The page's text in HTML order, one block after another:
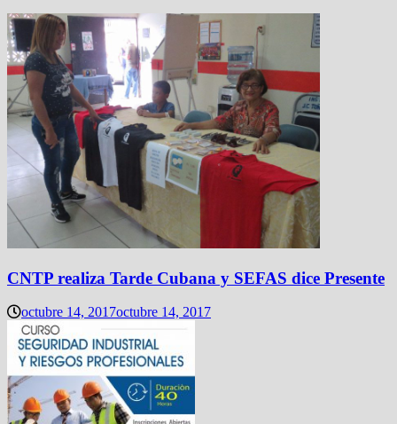
CNTP realiza Tarde Cubana y SEFAS dice Presente
octubre 14, 2017octubre 14, 2017